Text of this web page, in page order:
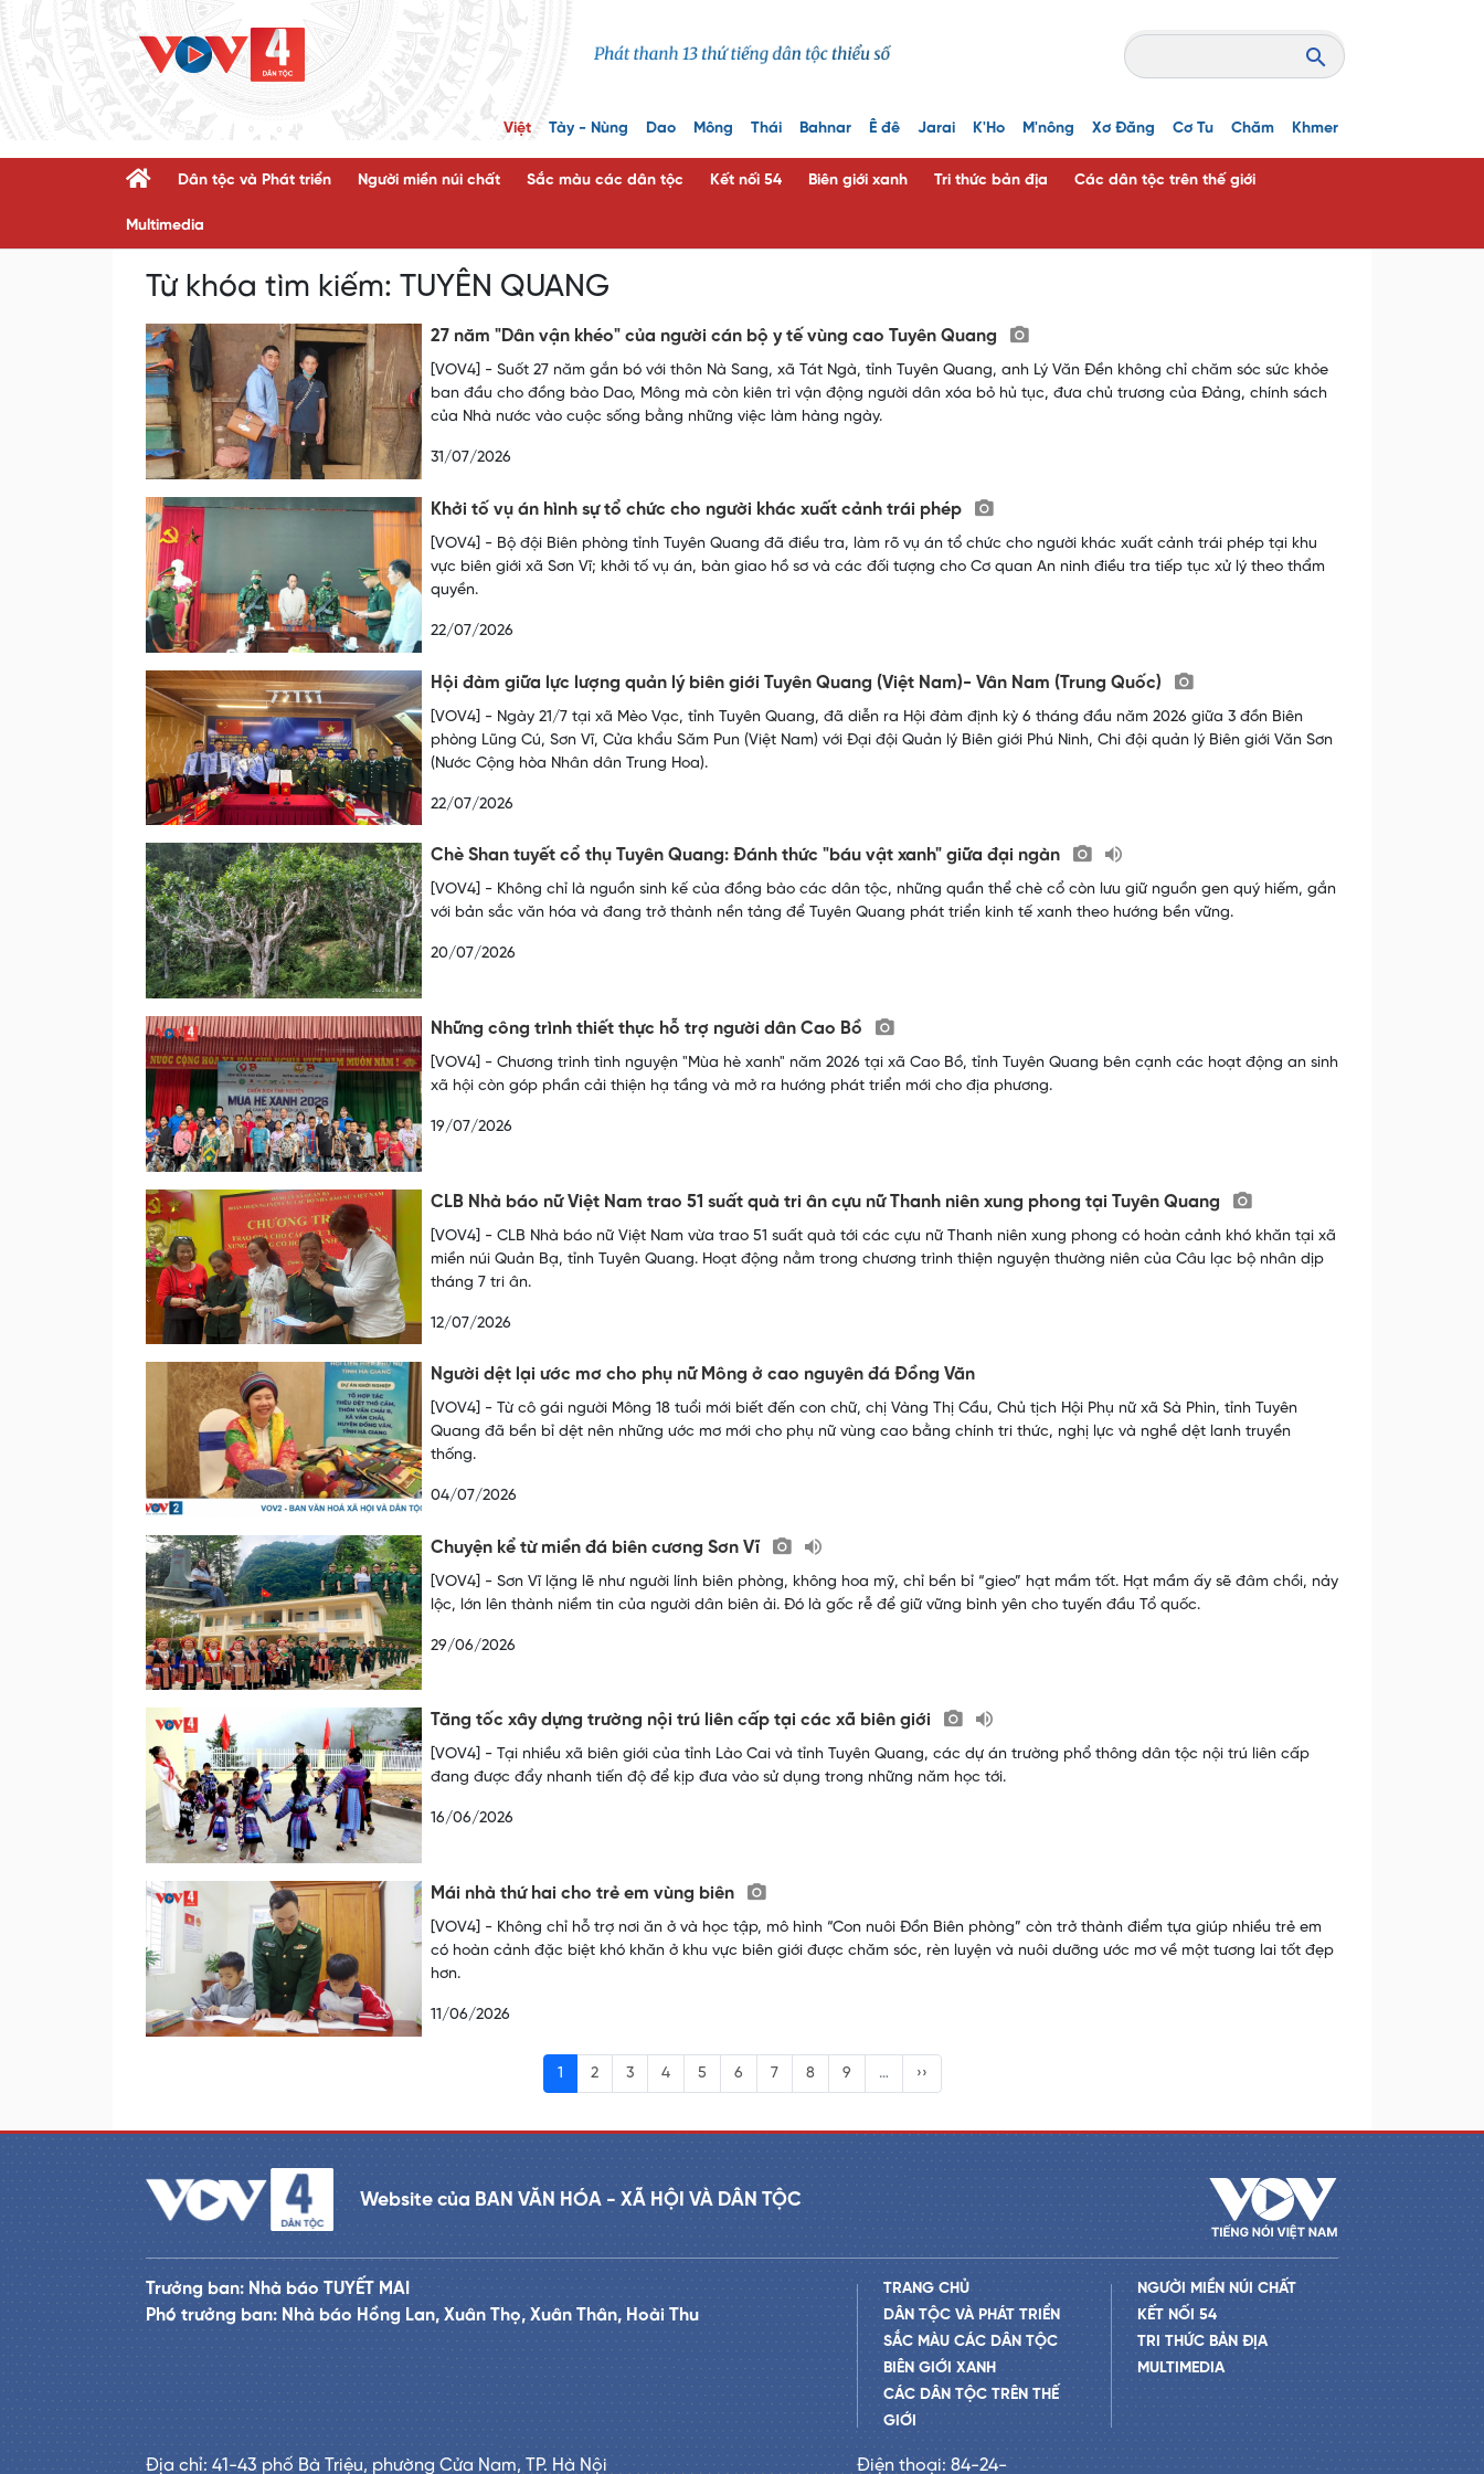
Việt Tày - Nùng Dao Mông Thái Bahnar Ê đê Jarai K'Ho M'nông Xơ Đăng Cơ Tu Chăm Khmer
Dân tộc và Phát triển Người miền núi chất Sắc màu các dân tộc Kết nối 54 Biên giới xanh Tri thức bản địa Các dân tộc trên thế giới
Multimedia
Từ khóa tìm kiếm: TUYÊN QUANG
27 năm "Dân vận khéo" của người cán bộ y tế vùng cao Tuyên Quang
[VOV4] - Suốt 27 năm gắn bó với thôn Nà Sang, xã Tát Ngà, tỉnh Tuyên Quang, anh Lý Văn Đền không chỉ chăm sóc sức khỏe
ban đầu cho đồng bào Dao, Mông mà còn kiên trì vận động người dân xóa bỏ hủ tục, đưa chủ trương của Đảng, chính sách
của Nhà nước vào cuộc sống bằng những việc làm hàng ngày.
31/07/2026
Khởi tố vụ án hình sự tổ chức cho người khác xuất cảnh trái phép
[VOV4] - Bộ đội Biên phòng tỉnh Tuyên Quang đã điều tra, làm rõ vụ án tổ chức cho người khác xuất cảnh trái phép tại khu
vực biên giới xã Sơn Vĩ; khởi tố vụ án, bàn giao hồ sơ và các đối tượng cho Cơ quan An ninh điều tra tiếp tục xử lý theo thẩm
quyền.
22/07/2026
Hội đàm giữa lực lượng quản lý biên giới Tuyên Quang (Việt Nam)- Vân Nam (Trung Quốc)
[VOV4] - Ngày 21/7 tại xã Mèo Vạc, tỉnh Tuyên Quang, đã diễn ra Hội đàm định kỳ 6 tháng đầu năm 2026 giữa 3 đồn Biên
phòng Lũng Cú, Sơn Vĩ, Cửa khẩu Săm Pun (Việt Nam) với Đại đội Quản lý Biên giới Phú Ninh, Chi đội quản lý Biên giới Văn Sơn
(Nước Cộng hòa Nhân dân Trung Hoa).
22/07/2026
Chè Shan tuyết cổ thụ Tuyên Quang: Đánh thức "báu vật xanh" giữa đại ngàn
[VOV4] - Không chỉ là nguồn sinh kế của đồng bào các dân tộc, những quần thể chè cổ còn lưu giữ nguồn gen quý hiếm, gắn
với bản sắc văn hóa và đang trở thành nền tảng để Tuyên Quang phát triển kinh tế xanh theo hướng bền vững.
20/07/2026
Những công trình thiết thực hỗ trợ người dân Cao Bồ
[VOV4] - Chương trình tình nguyện "Mùa hè xanh" năm 2026 tại xã Cao Bồ, tỉnh Tuyên Quang bên cạnh các hoạt động an sinh
xã hội còn góp phần cải thiện hạ tầng và mở ra hướng phát triển mới cho địa phương.
19/07/2026
CLB Nhà báo nữ Việt Nam trao 51 suất quà tri ân cựu nữ Thanh niên xung phong tại Tuyên Quang
[VOV4] - CLB Nhà báo nữ Việt Nam vừa trao 51 suất quà tới các cựu nữ Thanh niên xung phong có hoàn cảnh khó khăn tại xã
miền núi Quản Bạ, tỉnh Tuyên Quang. Hoạt động nằm trong chương trình thiện nguyện thường niên của Câu lạc bộ nhân dịp
tháng 7 tri ân.
12/07/2026
Người dệt lại ước mơ cho phụ nữ Mông ở cao nguyên đá Đồng Văn
[VOV4] - Từ cô gái người Mông 18 tuổi mới biết đến con chữ, chị Vàng Thị Cầu, Chủ tịch Hội Phụ nữ xã Sà Phìn, tỉnh Tuyên
Quang đã bền bỉ dệt nên những ước mơ mới cho phụ nữ vùng cao bằng chính tri thức, nghị lực và nghề dệt lanh truyền
thống.
04/07/2026
Chuyện kể từ miền đá biên cương Sơn Vĩ
[VOV4] - Sơn Vĩ lặng lẽ như người lính biên phòng, không hoa mỹ, chỉ bền bỉ “gieo” hạt mầm tốt. Hạt mầm ấy sẽ đâm chồi, nảy
lộc, lớn lên thành niềm tin của người dân biên ải. Đó là gốc rễ để giữ vững bình yên cho tuyến đầu Tổ quốc.
29/06/2026
Tăng tốc xây dựng trường nội trú liên cấp tại các xã biên giới
[VOV4] - Tại nhiều xã biên giới của tỉnh Lào Cai và tỉnh Tuyên Quang, các dự án trường phổ thông dân tộc nội trú liên cấp
đang được đẩy nhanh tiến độ để kịp đưa vào sử dụng trong những năm học tới.
16/06/2026
Mái nhà thứ hai cho trẻ em vùng biên
[VOV4] - Không chỉ hỗ trợ nơi ăn ở và học tập, mô hình “Con nuôi Đồn Biên phòng” còn trở thành điểm tựa giúp nhiều trẻ em
có hoàn cảnh đặc biệt khó khăn ở khu vực biên giới được chăm sóc, rèn luyện và nuôi dưỡng ước mơ về một tương lai tốt đẹp
hơn.
11/06/2026
1 2 3 4 5 6 7 8 9 … ››
Website của BAN VĂN HÓA - XÃ HỘI VÀ DÂN TỘC
Trưởng ban: Nhà báo TUYẾT MAI
Phó trưởng ban: Nhà báo Hồng Lan, Xuân Thọ, Xuân Thân, Hoài Thu
TRANG CHỦ
DÂN TỘC VÀ PHÁT TRIỂN
SẮC MÀU CÁC DÂN TỘC
BIÊN GIỚI XANH
CÁC DÂN TỘC TRÊN THẾ
GIỚI
NGƯỜI MIỀN NÚI CHẤT
KẾT NỐI 54
TRI THỨC BẢN ĐỊA
MULTIMEDIA
Địa chỉ: 41-43 phố Bà Triệu, phường Cửa Nam, TP. Hà Nội Điện thoại: 84-24-